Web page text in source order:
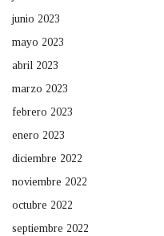
junio 2023
mayo 2023
abril 2023
marzo 2023
febrero 2023
enero 2023
diciembre 2022
noviembre 2022
octubre 2022
septiembre 2022